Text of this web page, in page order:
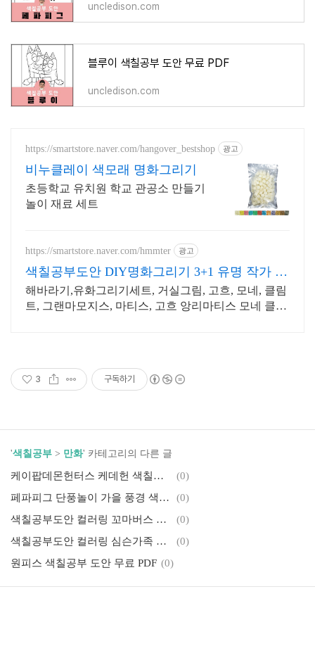
uncledison.com
블루이 색칠공부 도안 무료 PDF
uncledison.com
https://smartstore.naver.com/hangover_bestshop 광고
비누클레이 색모래 명화그리기
초등학교 유치원 학교 관공소 만들기
놀이 재료 세트
https://smartstore.naver.com/hmmter 광고
색칠공부도안 DIY명화그리기 3+1 유명 작가 명
화모음전
해바라기,유화그리기세트, 거실그림, 고흐, 모네, 클림
트, 그랜마모지스, 마티스, 고흐 앙리마티스 모네 클림
3 구독하기
'색칠공부 > 만화' 카테고리의 다른 글
케이팝데몬헌터스 케데헌 색칠공부도안 컬러링북 색칠하기 색칠공부 유아 어르신 노인 시니어 인지프로그램 치매예방 활동지
(0)
페파피그 단풍놀이 가을 풍경 색칠하기 색칠공부 색칠도안 유아 어르신 노인 시니어 프린트 인지프로그램 치매예방 활동지 무료
(0)
색칠공부도안 컬러링 꼬마버스 타요 이미지 색칠하기 프린트 무료다운 어르신 노인 유아 인지프로그램 치매예방
(0)
색칠공부도안 컬러링 심슨가족 이미지 색칠하기 프린트 무료다운 어르신 노인 유아 인지프로그램 치매예방
(0)
원피스 색칠공부 도안 무료 PDF (0)
귀멸의 칼날 색칠공부 도안 무료 PDF (0)